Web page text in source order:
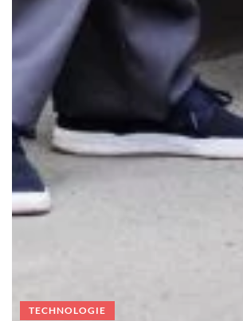
TECHNOLOGIE